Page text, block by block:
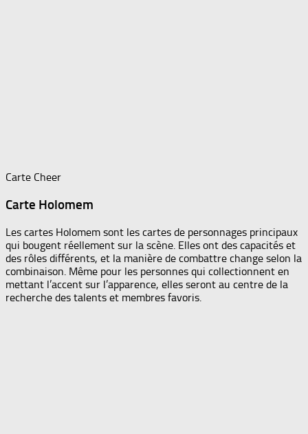
Carte Cheer
Carte Holomem
Les cartes Holomem sont les cartes de personnages principaux
qui bougent réellement sur la scène. Elles ont des capacités et
des rôles différents, et la manière de combattre change selon la
combinaison. Même pour les personnes qui collectionnent en
mettant l’accent sur l’apparence, elles seront au centre de la
recherche des talents et membres favoris.